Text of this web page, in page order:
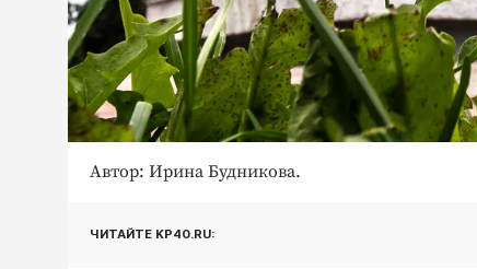
Автор: Ирина Будникова.
ЧИТАЙТЕ KP40.RU: